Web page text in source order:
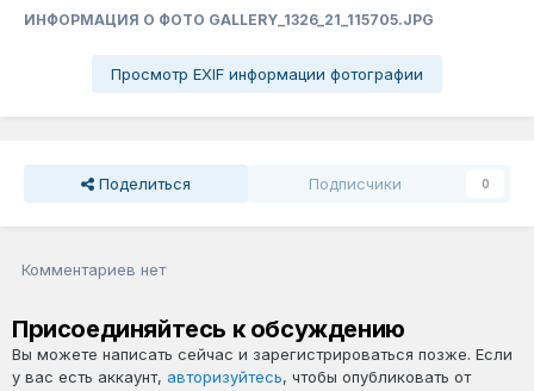
ИНФОРМАЦИЯ О ФОТО GALLERY_1326_21_115705.JPG
Просмотр EXIF информации фотографии
Поделиться Подписчики 0
Комментариев нет
Присоединяйтесь к обсуждению
Вы можете написать сейчас и зарегистрироваться позже. Если
у вас есть аккаунт, авторизуйтесь, чтобы опубликовать от